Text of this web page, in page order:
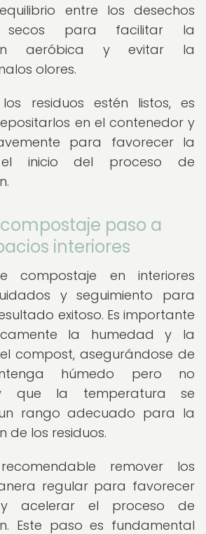
entre los desechos
secos para facilitar la
aeróbica y evitar la
olores.
residuos estén listos, es
en el contenedor y
para favorecer la
inicio del proceso de
paso a
interiores
compostaje en interiores
y seguimiento para
exitoso. Es importante
la humedad y la
compost, asegurándose de
húmedo pero no
que la temperatura se
rango adecuado para la
de los residuos.
remover los
regular para favorecer
acelerar el proceso de
Este paso es fundamental